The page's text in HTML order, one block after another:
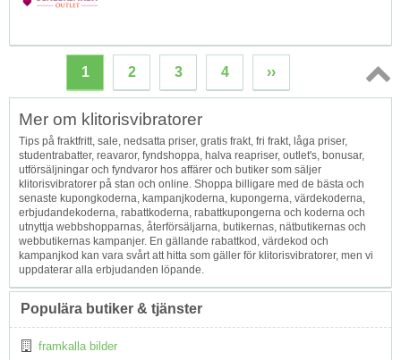
1 2 3 4 ››
Topp
Mer om klitorisvibratorer
Tips på fraktfritt, sale, nedsatta priser, gratis frakt, fri frakt, låga priser,
studentrabatter, reavaror, fyndshoppa, halva reapriser, outlet's, bonusar,
utförsäljningar och fyndvaror hos affärer och butiker som säljer
klitorisvibratorer på stan och online. Shoppa billigare med de bästa och
senaste kupongkoderna, kampanjkoderna, kupongerna, värdekoderna,
erbjudandekoderna, rabattkoderna, rabattkupongerna och koderna och
utnyttja webbshopparnas, återförsäljarna, butikernas, nätbutikernas och
webbutikernas kampanjer. En gällande rabattkod, värdekod och
kampanjkod kan vara svårt att hitta som gäller för klitorisvibratorer, men vi
uppdaterar alla erbjudanden löpande.
Populära butiker & tjänster
framkalla bilder